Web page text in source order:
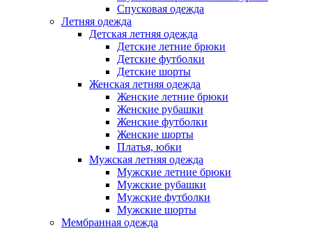
Спусковая одежда
Летняя одежда
Детская летняя одежда
Детские летние брюки
Детские футболки
Детские шорты
Женская летняя одежда
Женские летние брюки
Женские рубашки
Женские футболки
Женские шорты
Платья, юбки
Мужская летняя одежда
Мужские летние брюки
Мужские рубашки
Мужские футболки
Мужские шорты
Мембранная одежда